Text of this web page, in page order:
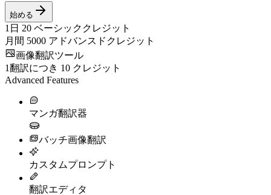
始める
1日 20 ベーシッククレジット
月間 5000 アドバンスドクレジット
画像翻訳ツール
1翻訳につき 10 クレジット
Advanced Features
マンガ翻訳器
バッチ画像翻訳
カスタムプロンプト
翻訳エディタ